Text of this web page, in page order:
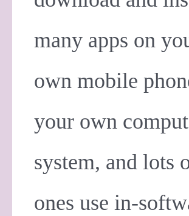
many apps on
own mobile
your own
system, and lots
ones use in-